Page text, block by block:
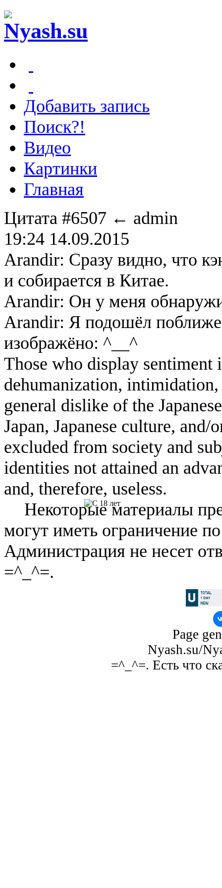
Добавить запись
Поиск?!
Видео
Картинки
Главная
Цитата #6507 ← admin
19:24 14.09.2015
Arandir: Сразу видно, что
и собирается в Китае.
Arandir: Он у меня
Arandir: Я подошёл
изображёно: ^__^
Those who display
dehumanization,
general dislike of the
Japan, Japanese culture, and/
excluded from society and
identities not attained an
and, therefore, useless.
Некоторые материалы
могут иметь ограничение
Администрация не несет
=^_^=.
Page
Nyash.su/
=^_^=. Есть что